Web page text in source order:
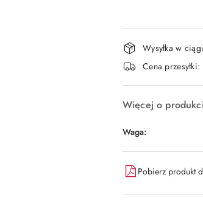
Dostępność
i
dostawa
Wysyłka w
Cena przesyłki:
Więcej o
Waga:
Pobierz produkt